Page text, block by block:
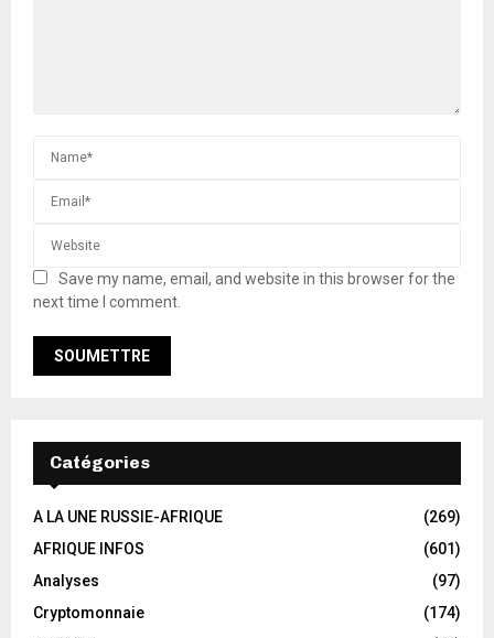
Save my name, email, and website in this browser for the
next time I comment.
Catégories
A LA UNE RUSSIE-AFRIQUE
(269)
AFRIQUE INFOS
(601)
Analyses
(97)
Cryptomonnaie
(174)